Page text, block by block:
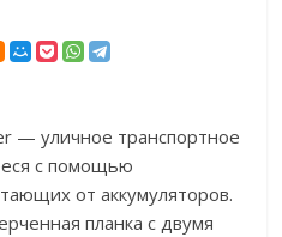
— уличное транспортное
с помощью
от аккумуляторов.
планка с двумя